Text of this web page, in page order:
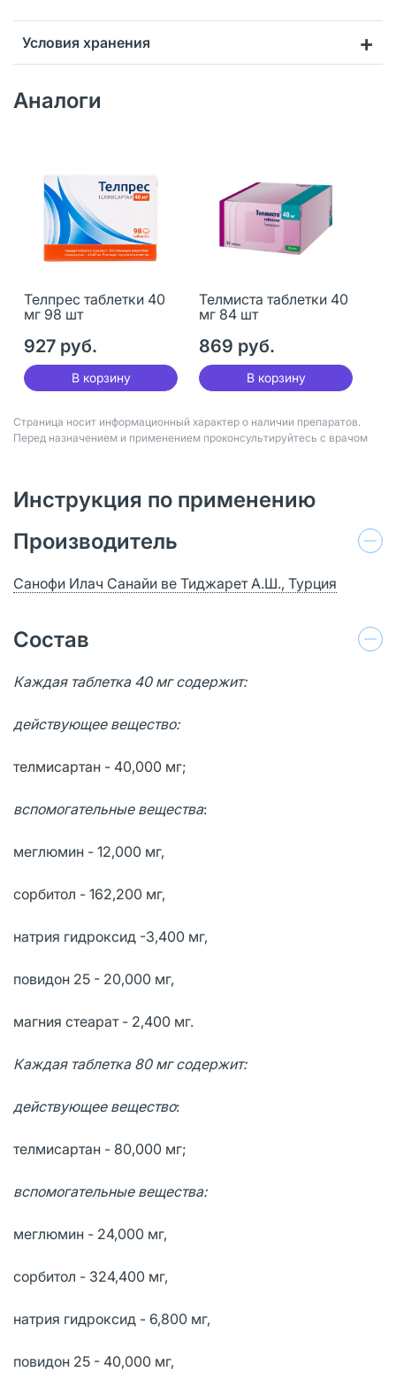
Условия хранения
Аналоги
Телпрес таблетки 40
мг 98 шт
927 руб.
В корзину
Телмиста таблетки 40
мг 84 шт
869 руб.
В корзину
Страница носит информационный характер о наличии препаратов.
Перед назначением и применением проконсультируйтесь с врачом
Инструкция по применению
Производитель
Санофи Илач Санайи ве Тиджарет А.Ш., Турция
Состав
Каждая таблетка 40 мг содержит:
действующее вещество:
телмисартан - 40,000 мг;
вспомогательные вещества:
меглюмин - 12,000 мг,
сорбитол - 162,200 мг,
натрия гидроксид -3,400 мг,
повидон 25 - 20,000 мг,
магния стеарат - 2,400 мг.
Каждая таблетка 80 мг содержит:
действующее вещество:
телмисартан - 80,000 мг;
вспомогательные вещества:
меглюмин - 24,000 мг,
сорбитол - 324,400 мг,
натрия гидроксид - 6,800 мг,
повидон 25 - 40,000 мг,